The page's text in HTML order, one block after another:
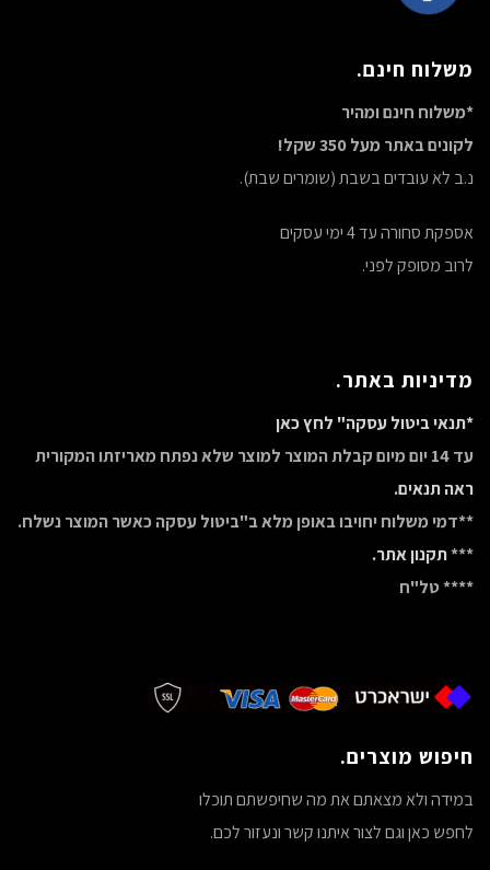
משלוח חינם.
*משלוח חינם ומהיר
לקונים באתר מעל 350 שקל!
נ.ב לא עובדים בשבת (שומרים שבת).
אספקת סחורה עד 4 ימי עסקים
לרוב מסופק לפני.
מדיניות באתר.
*תנאי ביטול עסקה" לחץ כאן
עד 14 יום מיום קבלת המוצר למוצר שלא נפתח מאריזתו המקורית
ראה תנאים.
**דמי משלוח יחויבו באופן מלא ב"ביטול עסקה כאשר המוצר נשלח.
***תקנון אתר.
**** טל"ח
חיפוש מוצרים.
במידה ולא מצאתם את מה שחיפשתם תוכלו
לחפש כאן וגם לצור איתנו קשר ונעזור לכם.